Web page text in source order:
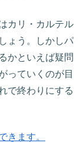
カリ・カルテル
ょう。しかしパ
かといえば疑問
っていくのが目
で終わりにする
きます。